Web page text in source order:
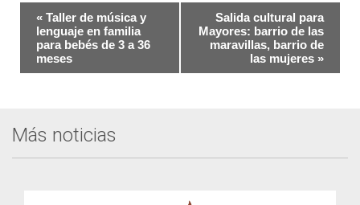
Navegación
del
Evento
« Taller de música y
lenguaje en familia
para bebés de 3 a 36
meses
Salida cultural para
Mayores: barrio de las
maravillas, barrio de
las mujeres »
Más noticias